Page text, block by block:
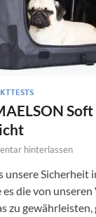
hinterlassen
unsere Sicherheit
die von
zu gewährleisten,